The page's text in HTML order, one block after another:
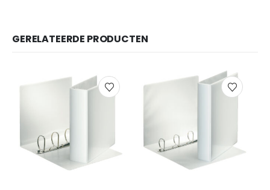
GERELATEERDE PRODUCTEN